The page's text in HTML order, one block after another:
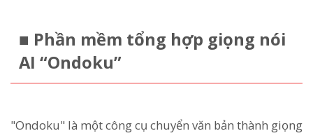
■ Phần mềm tổng hợp giọng nói
AI “Ondoku”
"Ondoku" là một công cụ chuyển văn bản thành giọng